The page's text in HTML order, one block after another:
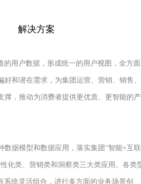
解决方案
的用户数据，形成统一的用户视图，全方面
好和潜在需求，为集团运营、营销、销售、
撑，推动为消费者提供更优质、更智能的产
数据模型和数据应用，落实集团“智能+互联
化类、营销类和洞察类三大类应用。各类
系统灵活组合，进行多方面的业务场景创